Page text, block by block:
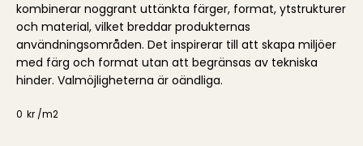
kombinerar noggrant uttänkta färger, format, ytstrukturer
och material, vilket breddar produkternas
användningsområden. Det inspirerar till att skapa miljöer
med färg och format utan att begränsas av tekniska
hinder. Valmöjligheterna är oändliga.
0 kr /m2